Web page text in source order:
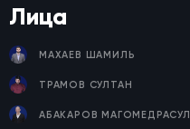
Лица
МАХАЕВ ШАМИЛЬ
ТРАМОВ СУЛТАН
АБАКАРОВ МАГОМЕДРАСУЛ